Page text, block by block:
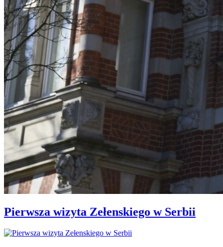
Pierwsza wizyta Zełenskiego w Serbii